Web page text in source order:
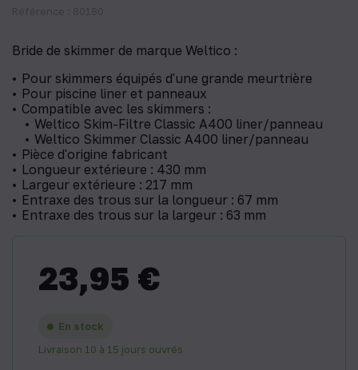
Bride de skimmer de marque Weltico :
Pour skimmers équipés d'une grande meurtrière
Pour piscine liner et panneaux
Compatible avec les skimmers :
Weltico Skim-Filtre Classic A400 liner/panneau
Weltico Skimmer Classic A400 liner/panneau
Pièce d'origine fabricant
Longueur extérieure : 430 mm
Largeur extérieure : 217 mm
Entraxe des trous sur la longueur : 67 mm
Entraxe des trous sur la largeur : 63 mm
23,95 €
En stock
Livraison 10 à 15 jours ouvrés